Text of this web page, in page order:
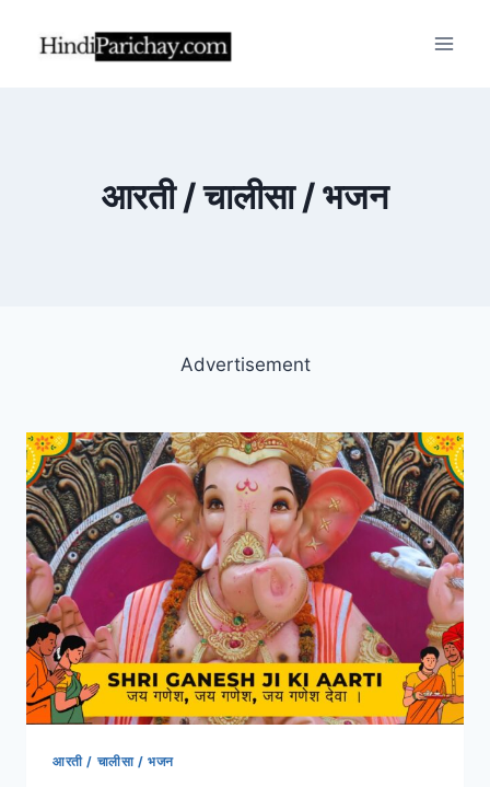
आरती / चालीसा / भजन
Advertisement
आरती / चालीसा / भजन